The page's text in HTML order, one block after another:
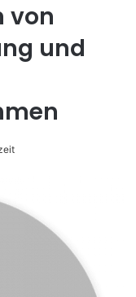
von
und